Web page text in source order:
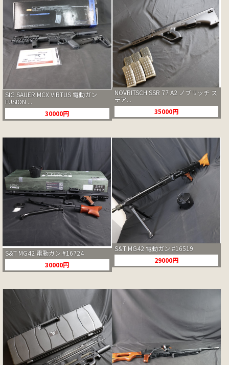
SIG SAUER MCX VIRTUS 電動ガン
FUSION ...
30000円
NOVRITSCH SSR 77 A2 ノブリッチ ス
テア...
35000円
S&T MG42 電動ガン #16724
30000円
S&T MG42 電動ガン #16519
29000円